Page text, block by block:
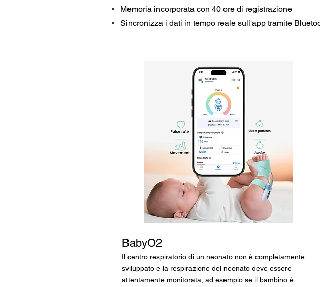
Memoria incorporata con 40 ore di registrazione
Sincronizza i dati in tempo reale sull'app tramite
BabyO2
Il centro respiratorio di un neonato non è completamente
sviluppato e la respirazione del neonato deve essere
attentamente monitorata, ad esempio se il bambino è